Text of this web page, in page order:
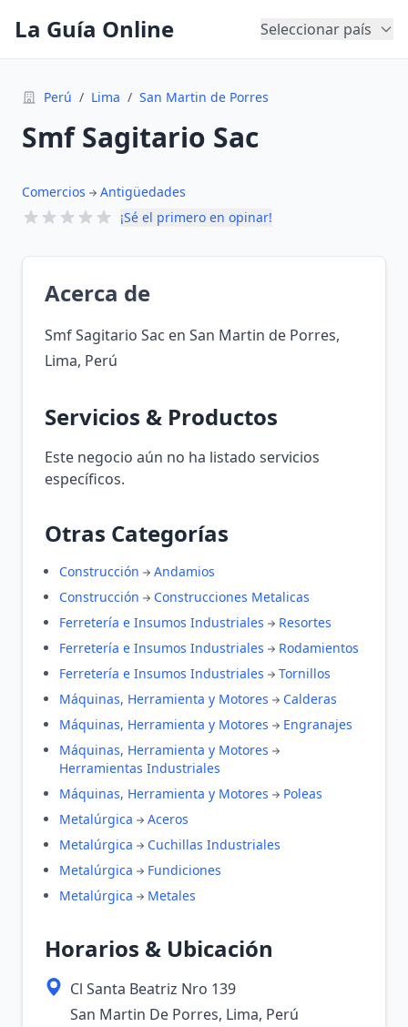
La Guía Online Seleccionar país
Perú / Lima / San Martin de Porres
Smf Sagitario Sac
Comercios
Antigüedades
¡Sé el primero en opinar!
Acerca de
Smf Sagitario Sac en San Martin de Porres,
Lima, Perú
Servicios & Productos
Este negocio aún no ha listado servicios
específicos.
Otras Categorías
Construcción
Andamios
Construcción
Construcciones Metalicas
Ferretería e Insumos Industriales
Resortes
Ferretería e Insumos Industriales
Rodamientos
Ferretería e Insumos Industriales
Tornillos
Máquinas, Herramienta y Motores
Calderas
Máquinas, Herramienta y Motores
Engranajes
Máquinas, Herramienta y Motores
Herramientas Industriales
Máquinas, Herramienta y Motores
Poleas
Metalúrgica
Aceros
Metalúrgica
Cuchillas Industriales
Metalúrgica
Fundiciones
Metalúrgica
Metales
Horarios & Ubicación
Cl Santa Beatriz Nro 139
San Martin De Porres, Lima, Perú